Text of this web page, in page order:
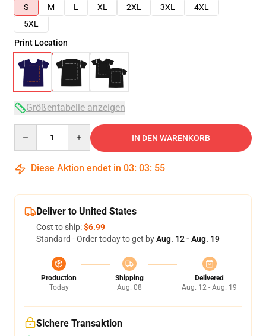
S
M L XL 2XL 3XL
4XL
5XL
Print Location
Größentabelle anzeigen
IN DEN WARENKORB
Diese Aktion endet in 03: 03: 54
Deliver to United States
Cost to ship:$6.99
Standard - Order today to get byAug. 12 - Aug. 19
Production
Today
Shipping
Aug. 08
Delivered
Aug. 12 - Aug. 19
Sichere Transaktion